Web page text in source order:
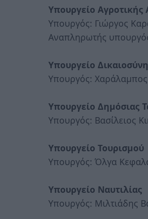
Υπουργείο
Υπουργός: Γιώργος
Αναπληρωτής
Υπουργείο
Υπουργός:
Υπουργείο Δημόσιας
Υπουργός: Βασίλειος
Υπουργείο Τουρισμού
Υπουργός: Όλγα
Υπουργείο Ναυτιλίας
Υπουργός: Μιλτιάδης